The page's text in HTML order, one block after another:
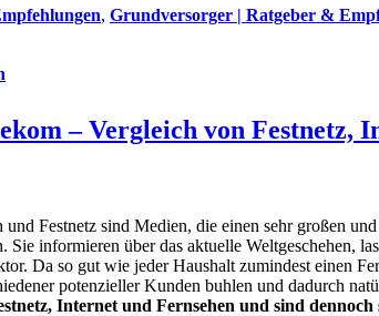
, Grundversorger | Ratgeber &
– Vergleich von Festnetz,
und Festnetz sind Medien, die einen sehr großen
Sie informieren über das aktuelle Weltgeschehen,
Da so gut wie jeder Haushalt zumindest einen
potenzieller Kunden buhlen und dadurch
Internet und Fernsehen und sind dennoch